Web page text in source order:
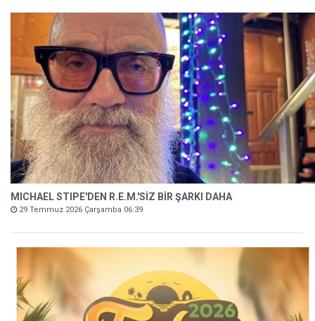
MICHAEL STIPE'DEN R.E.M.'SİZ BİR ŞARKI DAHA
29 Temmuz 2026 Çarşamba 06:39